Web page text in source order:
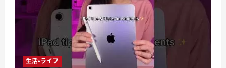
生活・ライフ